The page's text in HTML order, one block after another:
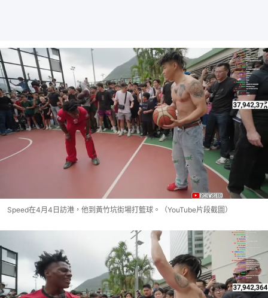
Speed在4月4日訪港，他到黃竹坑街場打籃球。（YouTube片段截圖）